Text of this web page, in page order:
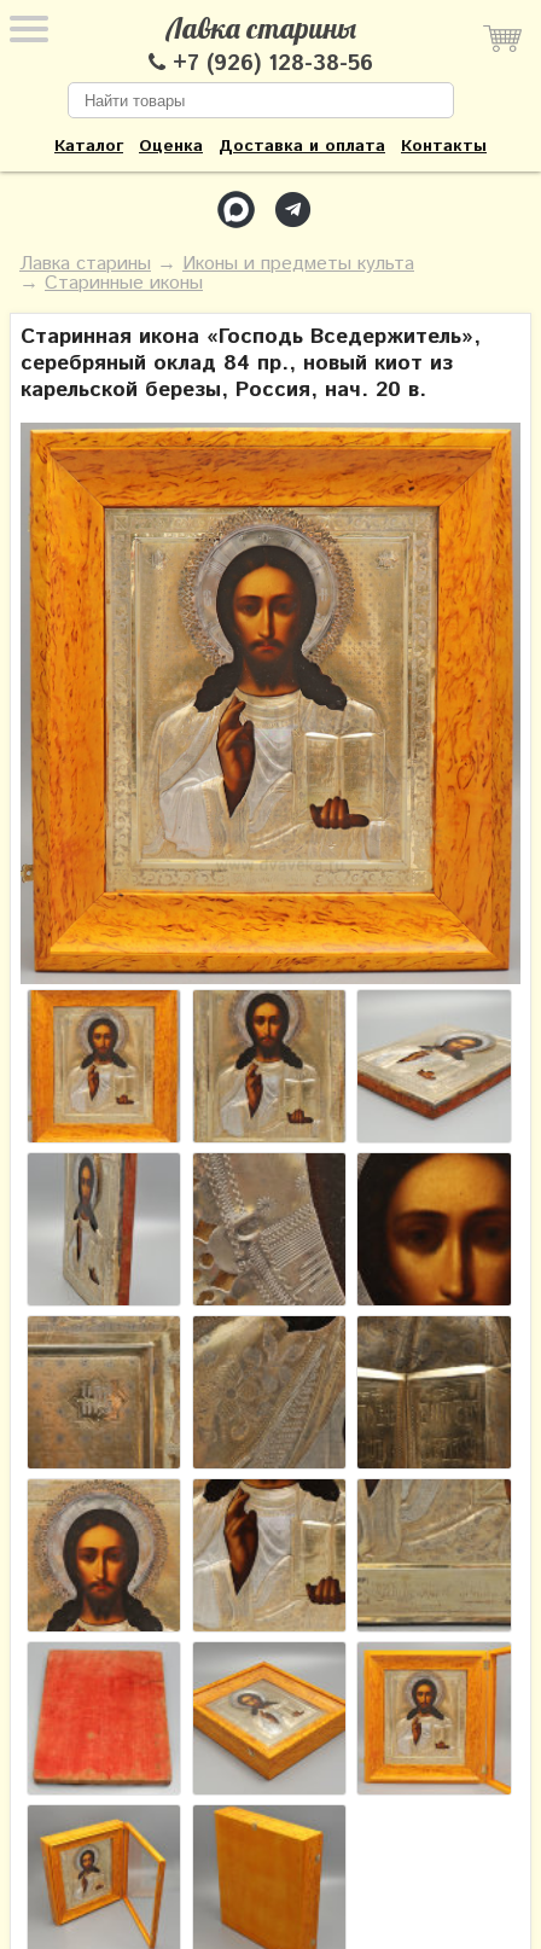
Лавка старины
+7 (926) 128-38-56
Каталог Оценка Доставка и оплата Контакты
Лавка старины → Иконы и предметы культа
→ Старинные иконы
Старинная икона «Господь Вседержитель»,
серебряный оклад 84 пр., новый киот из
карельской березы, Россия, нач. 20 в.